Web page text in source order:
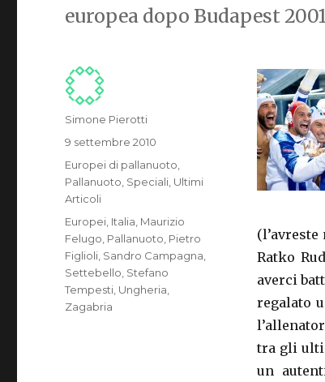
europea dopo Budapest
Ratko
averci
regalato
tra gli
un
Autore
Simone Pierotti
Pubblicato
il
9 settembre 2010
Categorie
Europei di pallanuoto
Pallanuoto Speciali Ultimi
Articoli
Tag
Europei Italia Maurizio
Felugo Pallanuoto Pietro
Figlioli Sandro Campagna
Settebello Stefano
Tempesti Ungheria
Zagabria